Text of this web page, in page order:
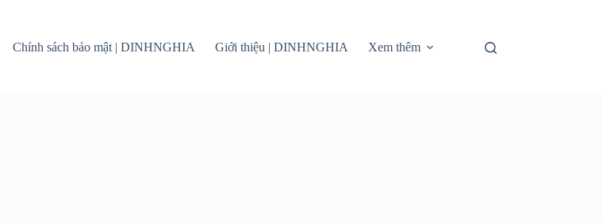
Chính sách bảo mật | DINHNGHIA Giới thiệu | DINHNGHIA Xem thêm